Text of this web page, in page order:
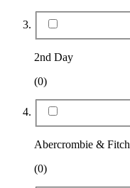
2nd Day
(0)
Abercrombie & Fitch
(0)